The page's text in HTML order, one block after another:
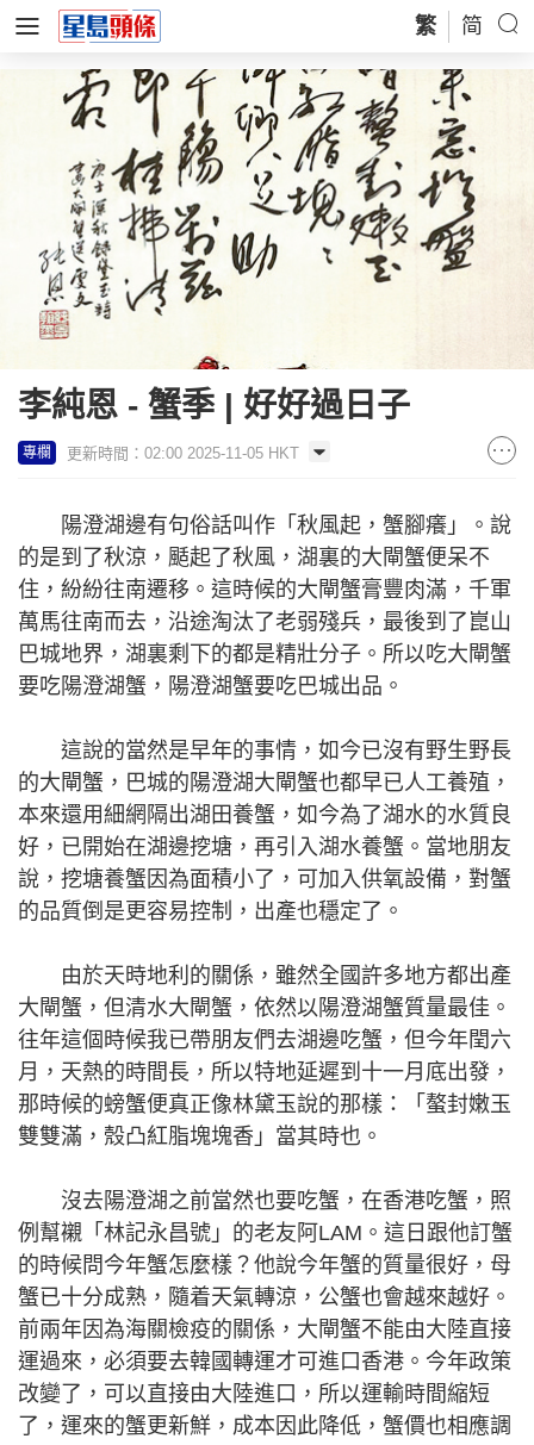
繁 简
李純恩 - 蟹季 | 好好過日子
專欄 更新時間：02:00 2025-11-05 HKT
陽澄湖邊有句俗話叫作「秋風起，蟹腳癢」。說
的是到了秋涼，颳起了秋風，湖裏的大閘蟹便呆不
住，紛紛往南遷移。這時候的大閘蟹膏豐肉滿，千軍
萬馬往南而去，沿途淘汰了老弱殘兵，最後到了崑山
巴城地界，湖裏剩下的都是精壯分子。所以吃大閘蟹
要吃陽澄湖蟹，陽澄湖蟹要吃巴城出品。
這說的當然是早年的事情，如今已沒有野生野長
的大閘蟹，巴城的陽澄湖大閘蟹也都早已人工養殖，
本來還用細網隔出湖田養蟹，如今為了湖水的水質良
好，已開始在湖邊挖塘，再引入湖水養蟹。當地朋友
說，挖塘養蟹因為面積小了，可加入供氧設備，對蟹
的品質倒是更容易控制，出產也穩定了。
由於天時地利的關係，雖然全國許多地方都出產
大閘蟹，但清水大閘蟹，依然以陽澄湖蟹質量最佳。
往年這個時候我已帶朋友們去湖邊吃蟹，但今年閏六
月，天熱的時間長，所以特地延遲到十一月底出發，
那時候的螃蟹便真正像林黛玉說的那樣：「螯封嫩玉
雙雙滿，殼凸紅脂塊塊香」當其時也。
沒去陽澄湖之前當然也要吃蟹，在香港吃蟹，照
例幫襯「林記永昌號」的老友阿LAM。這日跟他訂蟹
的時候問今年蟹怎麼樣？他說今年蟹的質量很好，母
蟹已十分成熟，隨着天氣轉涼，公蟹也會越來越好。
前兩年因為海關檢疫的關係，大閘蟹不能由大陸直接
運過來，必須要去韓國轉運才可進口香港。今年政策
改變了，可以直接由大陸進口，所以運輸時間縮短
了，運來的蟹更新鮮，成本因此降低，蟹價也相應調